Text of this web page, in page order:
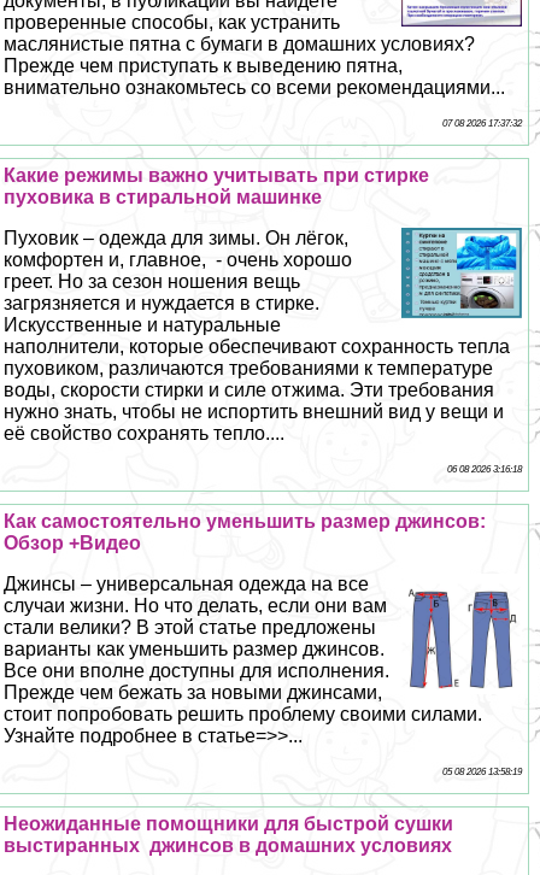
проверенные способы, как устранить
маслянистые пятна с бумаги в домашних условиях?
Прежде чем приступать к выведению пятна,
внимательно ознакомьтесь со всеми рекомендациями...
07 08 2026 17:37:32
Какие режимы важно учитывать при стирке
пуховика в стиральной машинке
Пуховик – одежда для зимы. Он лёгок,
комфортен и, главное, - очень хорошо
греет. Но за сезон ношения вещь
загрязняется и нуждается в стирке.
Искусственные и натуральные
наполнители, которые обеспечивают сохранность тепла
пуховиком, различаются требованиями к температуре
воды, скорости стирки и силе отжима. Эти требования
нужно знать, чтобы не испортить внешний вид у вещи и
её свойство сохранять тепло....
06 08 2026 3:16:18
Как самостоятельно уменьшить размер джинсов:
Обзор +Видео
Джинсы – универсальная одежда на все
случаи жизни. Но что делать, если они вам
стали велики? В этой статье предложены
варианты как уменьшить размер джинсов.
Все они вполне доступны для исполнения.
Прежде чем бежать за новыми джинсами,
стоит попробовать решить проблему своими силами.
Узнайте подробнее в статье=>>...
05 08 2026 13:58:19
Неожиданные помощники для быстрой сушки
выстиранных джинсов в домашних условиях